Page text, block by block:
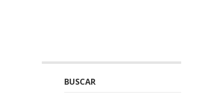
BUSCAR